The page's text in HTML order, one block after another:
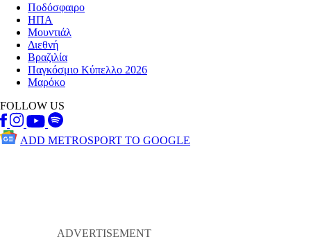
Ποδόσφαιρο
ΗΠΑ
Μουντιάλ
Διεθνή
Βραζιλία
Παγκόσμιο Κύπελλο 2026
Μαρόκο
FOLLOW US
ADD METROSPORT TO GOOGLE